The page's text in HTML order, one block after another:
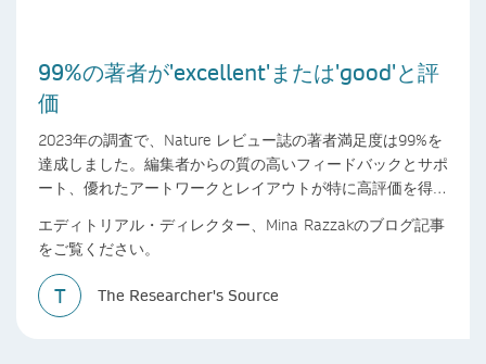
99%の著者が'excellent'または'good'と評
価
2023年の調査で、Nature レビュー誌の著者満足度は99%を
達成しました。編集者からの質の高いフィードバックとサポ
ート、優れたアートワークとレイアウトが特に高評価を得て
供しています。
エディトリアル・ディレクター、Mina Razzakのブログ記事
をご覧ください。
T The Researcher's Source